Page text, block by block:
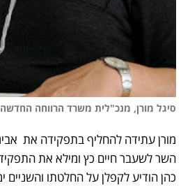
סיגל מורן, מנכ"לית משרד הרווחה החדשה